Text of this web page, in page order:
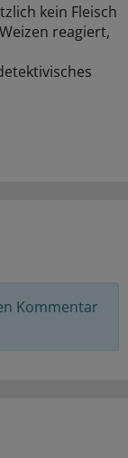
kein Fleisch
reagiert,
Kommentar